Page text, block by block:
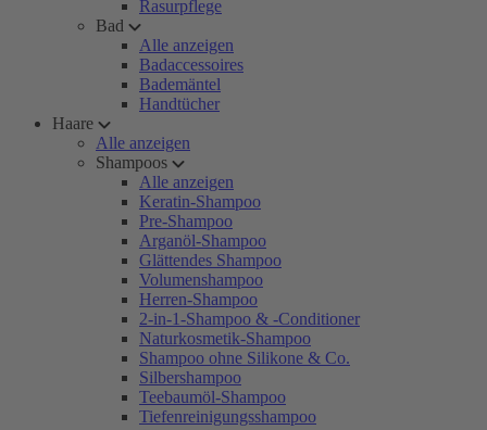
Rasurpflege
Bad
Alle anzeigen
Badaccessoires
Bademäntel
Handtücher
Haare
Alle anzeigen
Shampoos
Alle anzeigen
Keratin-Shampoo
Pre-Shampoo
Arganöl-Shampoo
Glättendes Shampoo
Volumenshampoo
Herren-Shampoo
2-in-1-Shampoo & -Conditioner
Naturkosmetik-Shampoo
Shampoo ohne Silikone & Co.
Silbershampoo
Teebaumöl-Shampoo
Tiefenreinigungsshampoo